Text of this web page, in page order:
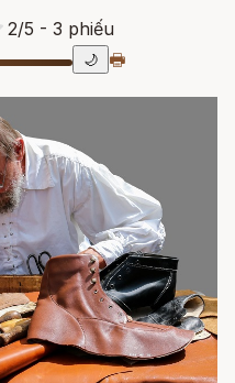
2/5 - 3 phiếu
🌙 🖶